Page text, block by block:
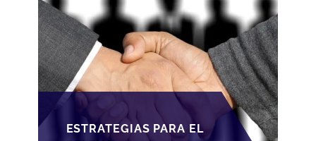
ESTRATEGIAS PARA EL